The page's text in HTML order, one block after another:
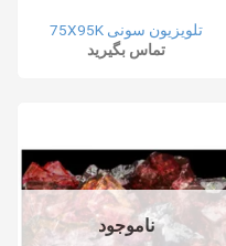
تلویزیون سونی 75X95K
تماس بگیرید
ناموجود